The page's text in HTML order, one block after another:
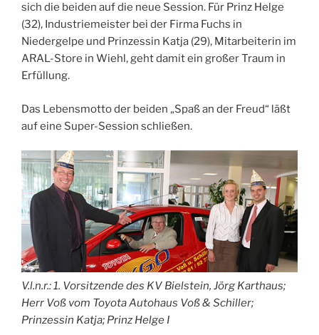
sich die beiden auf die neue Session. Für Prinz Helge
(32), Industriemeister bei der Firma Fuchs in
Niedergelpe und Prinzessin Katja (29), Mitarbeiterin im
ARAL-Store in Wiehl, geht damit ein großer Traum in
Erfüllung.
Das Lebensmotto der beiden „Spaß an der Freud“ läßt
auf eine Super-Session schließen.
V.l.n.r.: 1. Vorsitzende des KV Bielstein, Jörg Karthaus;
Herr Voß vom Toyota Autohaus Voß & Schiller;
Prinzessin Katja; Prinz Helge I